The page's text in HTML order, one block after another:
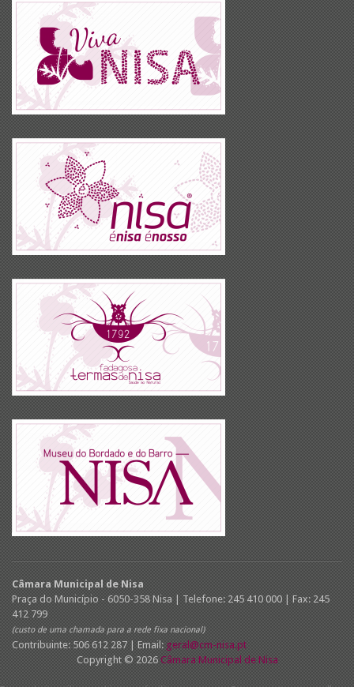
Câmara Municipal de Nisa
Praça do Município - 6050-358 Nisa | Telefone: 245 410 000 | Fax: 245
412 799
(custo de uma chamada para a rede fixa nacional)
Contribuinte: 506 612 287 | Email: geral@cm-nisa.pt
Copyright © 2026 Câmara Municipal de Nisa